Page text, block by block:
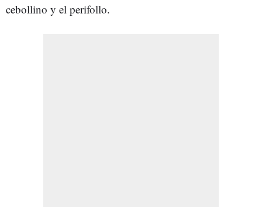
cebollino y el perifollo.